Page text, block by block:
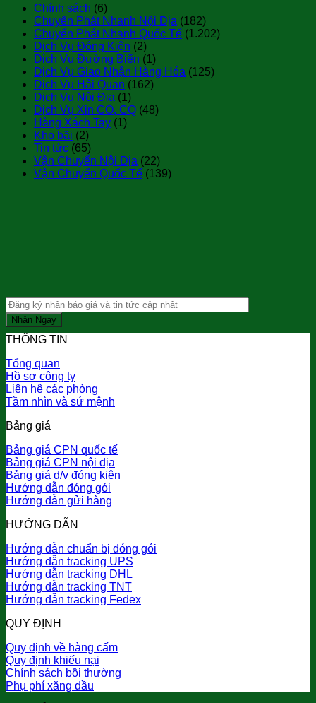
Chính sách (6)
Chuyển Phát Nhanh Nội Địa (182)
Chuyển Phát Nhanh Quốc Tế (1.202)
Dịch Vụ Đóng Kiện (2)
Dịch Vụ Đường Biển (1)
Dịch Vụ Giao Nhận Hàng Hóa (125)
Dịch Vụ Hải Quan (162)
Dịch Vụ Nội Địa (1)
Dịch Vụ Xin CO, CQ (48)
Hàng Xách Tay (1)
Kho bãi (2)
Tin tức (65)
Vận Chuyển Nội Địa (22)
Vận Chuyển Quốc Tế (139)
THÔNG TIN
Tổng quan
Hồ sơ công ty
Liên hệ các phòng
Tầm nhìn và sứ mệnh
Bảng giá
Bảng giá CPN quốc tế
Bảng giá CPN nội địa
Bảng giá d/v đóng kiện
Hướng dẫn đóng gói
Hướng dẫn gửi hàng
HƯỚNG DẪN
Hướng dẫn chuẩn bị đóng gói
Hướng dẫn tracking UPS
Hướng dẫn tracking DHL
Hướng dẫn tracking TNT
Hướng dẫn tracking Fedex
QUY ĐỊNH
Quy định về hàng cấm
Quy định khiếu nại
Chính sách bồi thường
Phụ phí xăng dầu